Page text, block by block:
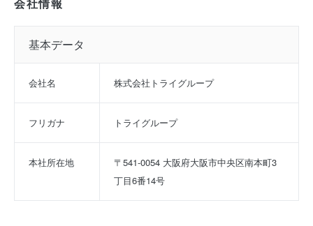
会社情報
基本データ
会社名 株式会社トライグループ
フリガナ トライグループ
本社所在地
〒541-0054 大阪府大阪市中央区南本町3
丁目6番14号